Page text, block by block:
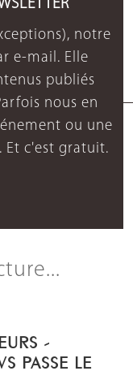
notre
e-mail. Elle
publiés
nous en
ou une
Et c'est gratuit.
-
PASSE LE